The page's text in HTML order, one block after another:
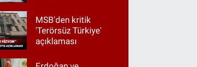
MSB'den kritik
'Terörsüz Türkiye'
açıklaması